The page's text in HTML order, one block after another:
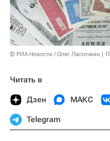
© РИА Новости / Олег Ласточкин
Читать в
Дзен МАКС
Telegram